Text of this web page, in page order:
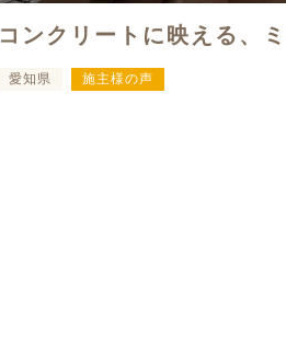
コンクリートに映える、
愛知県 施主様の声